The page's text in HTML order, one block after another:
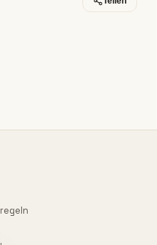
Enduro Veloce mit Sozia
- die starke Motorradseite im Internet